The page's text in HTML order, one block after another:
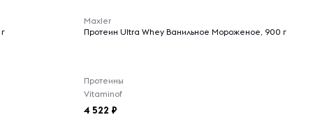
Maxler
Протеин Ultra Whey Ванильное Мороженое, 900 г
Протеины
Vitaminof
4 522